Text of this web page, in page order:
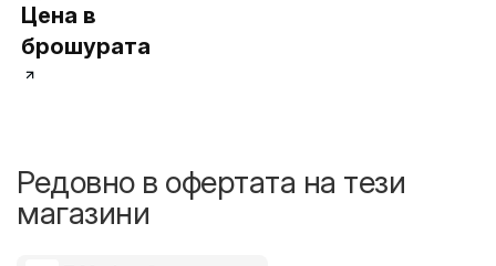
Цена в
брошурата
Редовно в офертата на тези
магазини